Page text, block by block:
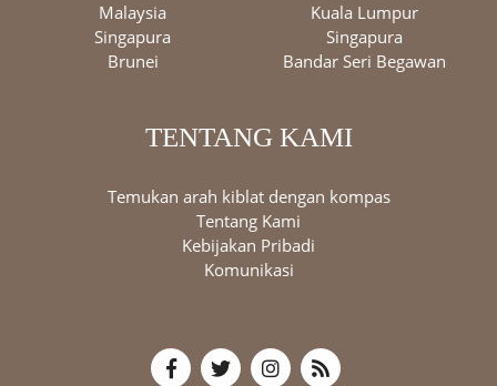
Malaysia
Singapura
Brunei
Kuala Lumpur
Singapura
Bandar Seri Begawan
TENTANG KAMI
Temukan arah kiblat dengan kompas
Tentang Kami
Kebijakan Pribadi
Komunikasi